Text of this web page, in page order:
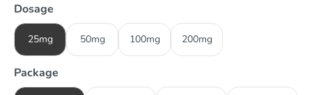
Dosage
25mg 50mg 100mg 200mg
Package